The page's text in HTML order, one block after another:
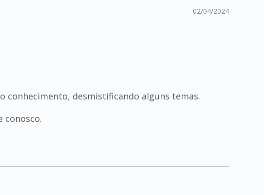
02/04/2024
conhecimento, desmistificando alguns temas.
conosco.